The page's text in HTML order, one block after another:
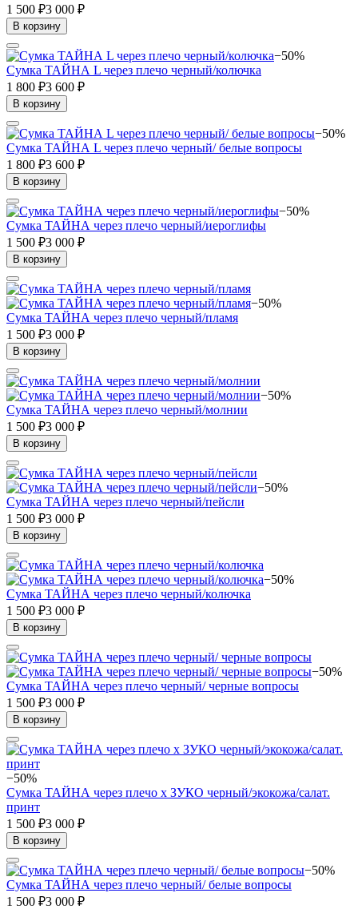
1 500 ₽3 000 ₽
В корзину
−50%
Сумка ТАЙНА L через плечо черный/колючка
1 800 ₽3 600 ₽
В корзину
−50%
Сумка ТАЙНА L через плечо черный/ белые вопросы
1 800 ₽3 600 ₽
В корзину
−50%
Сумка ТАЙНА через плечо черный/иероглифы
1 500 ₽3 000 ₽
В корзину
−50%
Сумка ТАЙНА через плечо черный/пламя
1 500 ₽3 000 ₽
В корзину
−50%
Сумка ТАЙНА через плечо черный/молнии
1 500 ₽3 000 ₽
В корзину
−50%
Сумка ТАЙНА через плечо черный/пейсли
1 500 ₽3 000 ₽
В корзину
−50%
Сумка ТАЙНА через плечо черный/колючка
1 500 ₽3 000 ₽
В корзину
−50%
Сумка ТАЙНА через плечо черный/ черные вопросы
1 500 ₽3 000 ₽
В корзину
−50%
Сумка ТАЙНА через плечо x ЗУКО черный/экокожа/салат.
принт
1 500 ₽3 000 ₽
В корзину
−50%
Сумка ТАЙНА через плечо черный/ белые вопросы
1 500 ₽3 000 ₽